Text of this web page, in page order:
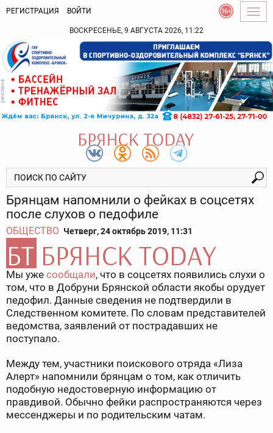
РЕГИСТРАЦИЯ ВОЙТИ
ВОСКРЕСЕНЬЕ, 9 АВГУСТА 2026, 11:22
Брянцам напомнили о фейках в соцсетях
после слухов о педофиле
ОБЩЕСТВО Четверг, 24 октябрь 2019, 11:31
Мы уже сообщали, что в соцсетях появились слухи о
том, что в Добруни Брянской области якобы орудует
педофил. Данные сведения не подтвердили в
Следственном комитете. По словам представителей
ведомства, заявлений от пострадавших не
поступало.
Между тем, участники поискового отряда «Лиза
Алерт» напомнили брянцам о том, как отличить
подобную недостоверную информацию от
правдивой. Обычно фейки распространяются через
мессенджеры и по родительским чатам.